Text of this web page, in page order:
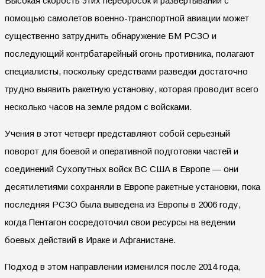
помощью самолетов военно-транспортной авиации может
существенно затруднить обнаружение БМ РСЗО и
последующий контрбатарейный огонь противника, полагают
специалисты, поскольку средствами разведки достаточно
трудно выявить ракетную установку, которая проводит всего
несколько часов на земле рядом с войсками.
Учения в этот четверг представляют собой серьезный
поворот для боевой и оперативной подготовки частей и
соединений Сухопутных войск ВС США в Европе — они
десятилетиями сохраняли в Европе ракетные установки, пока
последняя РСЗО была выведена из Европы в 2006 году,
когда Пентагон сосредоточил свои ресурсы на ведении
боевых действий в Ираке и Афганистане.
Подход в этом направлении изменился после 2014 года,